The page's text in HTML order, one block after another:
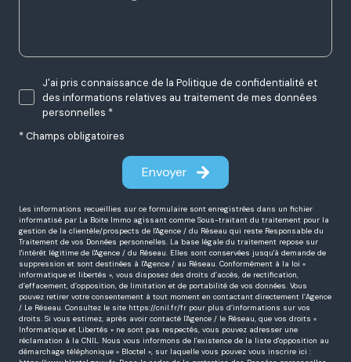
J'ai pris connaissance de la Politique de confidentialité et
des informations relatives au traitement de mes données
personnelles *
* Champs obligatoires
Envoyer
Les informations recueillies sur ce formulaire sont enregistrées dans un fichier
informatisé par La Boite Immo agissant comme Sous-traitant du traitement pour la
gestion de la clientèle/prospects de l'Agence / du Réseau qui reste Responsable du
Traitement de vos Données personnelles. La base légale du traitement repose sur
l'intérêt légitime de l'Agence / du Réseau. Elles sont conservées jusqu'à demande de
suppression et sont destinées à l'Agence / au Réseau. Conformément à la loi «
informatique et libertés », vous disposez des droits d’accès, de rectification,
d’effacement, d’opposition, de limitation et de portabilité de vos données. Vous
pouvez retirer votre consentement à tout moment en contactant directement l’Agence
/ Le Réseau. Consultez le site https://cnil.fr/fr pour plus d’informations sur vos
droits. Si vous estimez, après avoir contacté l'Agence / le Réseau, que vos droits «
Informatique et Libertés » ne sont pas respectés, vous pouvez adresser une
réclamation à la CNIL. Nous vous informons de l’existence de la liste d'opposition au
démarchage téléphonique « Bloctel », sur laquelle vous pouvez vous inscrire ici :